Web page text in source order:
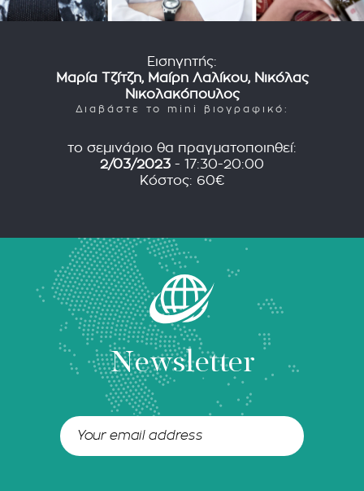
Εισηγητής:
Μαρία Τζίτζη, Μαίρη Λαλίκου, Νικόλας
Νικολακόπουλος
Διαβάστε το mini βιογραφικό:
το σεμινάριο θα πραγματοποιηθεί:
2/03/2023 - 17:30-20:00
Κόστος: 60€
Newsletter